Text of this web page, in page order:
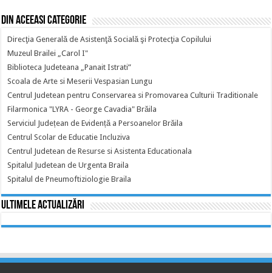
Din aceeasi categorie
Direcţia Generală de Asistenţă Socială şi Protecţia Copilului
Muzeul Brailei „Carol I"
Biblioteca Judeteana „Panait Istrati”
Scoala de Arte si Meserii Vespasian Lungu
Centrul Judetean pentru Conservarea si Promovarea Culturii Traditionale
Filarmonica "LYRA - George Cavadia" Brăila
Serviciul Județean de Evidență a Persoanelor Brăila
Centrul Scolar de Educatie Incluziva
Centrul Judetean de Resurse si Asistenta Educationala
Spitalul Judetean de Urgenta Braila
Spitalul de Pneumoftiziologie Braila
Ultimele actualizări